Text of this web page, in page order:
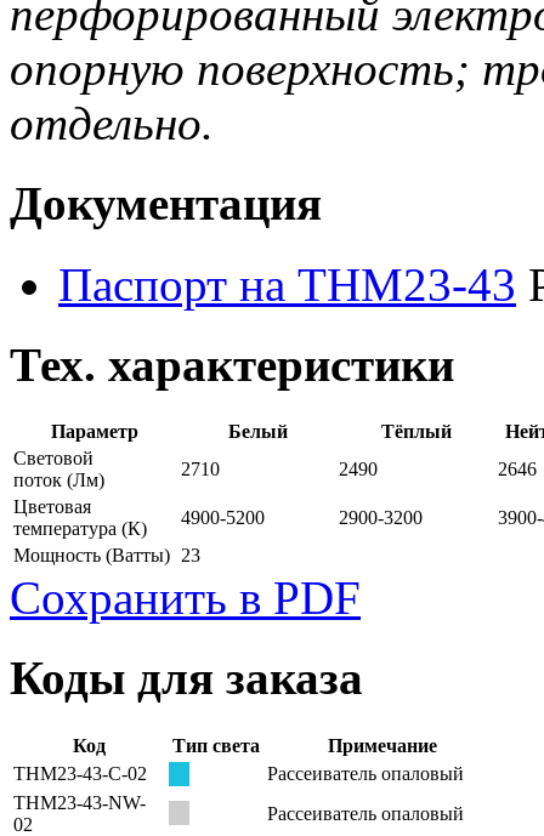
перфорированный
опорную поверхность;
отдельно.
Документация
Паспорт на THM23-43
Тех. характеристики
Параметр Белый Тёплый
Световой
поток (Лм)
2710 2490
2646
Цветовая
температура (К)
4900-5200 2900-3200
Мощность (Ватты) 23
Сохранить в PDF
Коды для заказа
Код Тип света
Примечание
THM23-43-С-02
Рассеиватель опаловый
THM23-43-NW-
02
Рассеиватель опаловый